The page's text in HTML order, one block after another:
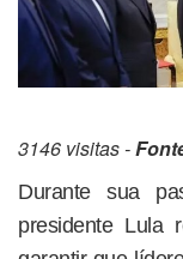
3146 visitas -
Durante sua
presidente Lula